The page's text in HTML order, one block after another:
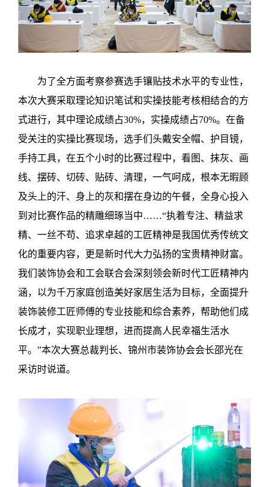
为了全方面考察参赛选手镶贴技术水平的专业性，
本次大赛采取理论知识笔试和实操技能考核相结合的方
式进行，其中理论成绩占30%，实操成绩占70%。在备
受关注的实操比赛现场，选手们头戴安全帽、护目镜，
手持工具，在五个小时的比赛过程中，看图、抹灰、画
线、摆砖、切砖、贴砖、清理，一气呵成，根本无暇顾
及头上的汗、身上的灰和摆在身边的午餐，全身心投入
到对比赛作品的精雕细琢当中……“执着专注、精益求
精、一丝不苟、追求卓越的工匠精神是我国优秀传统文
化的重要内容，更是新时代大力弘扬的宝贵精神财富。
我们装饰协会和工会联合会深刻领会新时代工匠精神内
涵，以为千万家庭创造美好家居生活为目标，全面提升
装饰装修工匠师傅的专业技能和综合素养，帮助他们成
长成才，实现职业理想，进而提高人民幸福生活水
平。”本次大赛总裁判长、锦州市装饰协会会长邵光在
采访时说道。